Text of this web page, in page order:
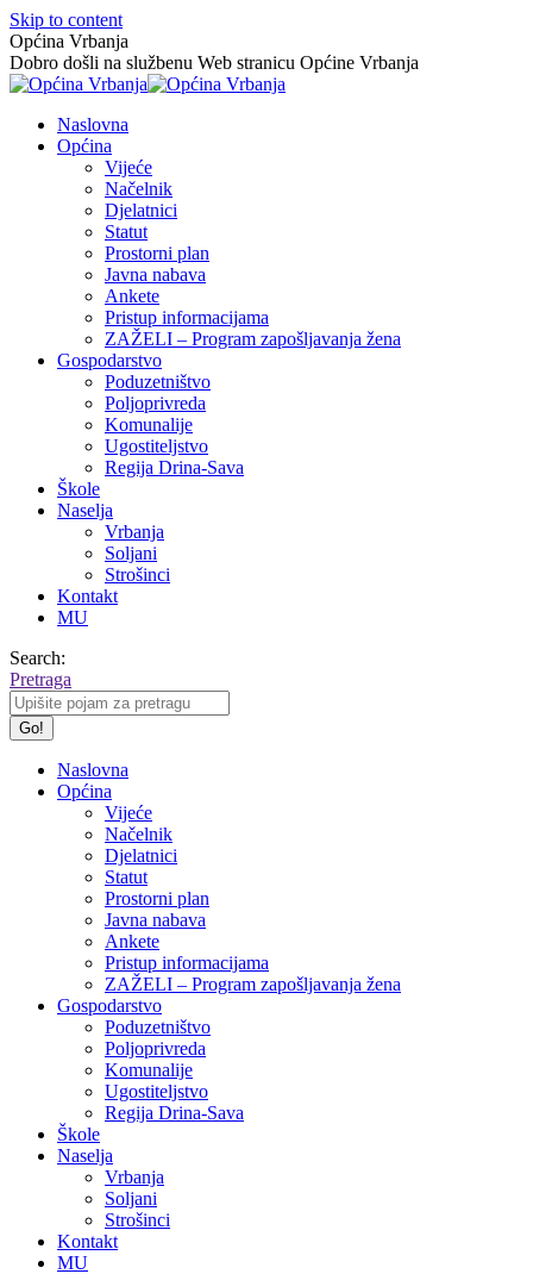
Skip to content
Općina Vrbanja
Dobro došli na službenu Web stranicu Općine Vrbanja
Naslovna
Općina
Vijeće
Načelnik
Djelatnici
Statut
Prostorni plan
Javna nabava
Ankete
Pristup informacijama
ZAŽELI – Program zapošljavanja žena
Gospodarstvo
Poduzetništvo
Poljoprivreda
Komunalije
Ugostiteljstvo
Regija Drina-Sava
Škole
Naselja
Vrbanja
Soljani
Strošinci
Kontakt
MU
Search:
Pretraga
Naslovna
Općina
Vijeće
Načelnik
Djelatnici
Statut
Prostorni plan
Javna nabava
Ankete
Pristup informacijama
ZAŽELI – Program zapošljavanja žena
Gospodarstvo
Poduzetništvo
Poljoprivreda
Komunalije
Ugostiteljstvo
Regija Drina-Sava
Škole
Naselja
Vrbanja
Soljani
Strošinci
Kontakt
MU